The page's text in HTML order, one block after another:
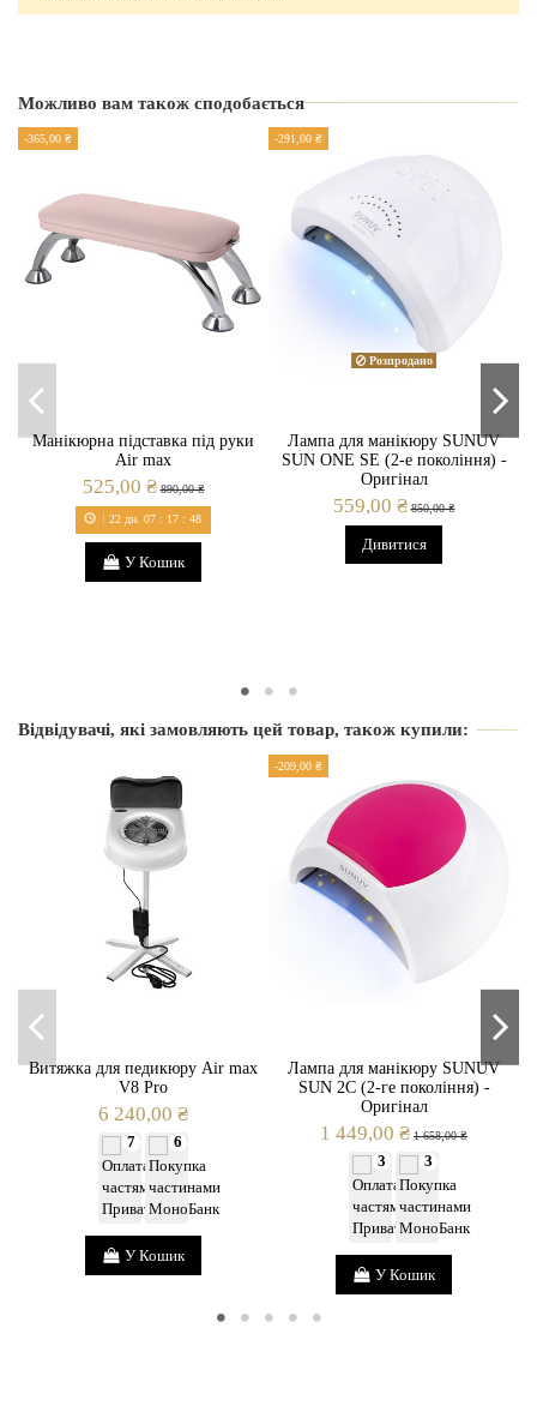
Країна виробник Україна
Гарантія
Потужність
Вид
Регулювання потужності
Можливо вам також сподобається
-365,00 ₴
Манікюрна підставка під руки
Air max
525,00 ₴ 890,00 ₴
22дн. 07: 17: 48
У Кошик
-291,00 ₴
Розпродано
Лампа для манікюру SUNUV
SUN ONE SE (2-е покоління) -
Оригінал
559,00 ₴ 850,00 ₴
Дивитися
Відвідувачі, які замовляють цей товар, також купили:
Витяжка для педикюру Air max
V8 Pro
6 240,00 ₴
7 6
У Кошик
-209,00 ₴
Лампа для манікюру SUNUV
SUN 2C (2-ге покоління) -
Оригінал
1 449,00 ₴ 1 658,00 ₴
3 3
У Кошик